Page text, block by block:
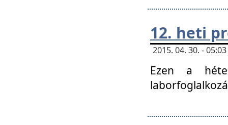
12. heti
2015. 04. 30. -
Ezen a